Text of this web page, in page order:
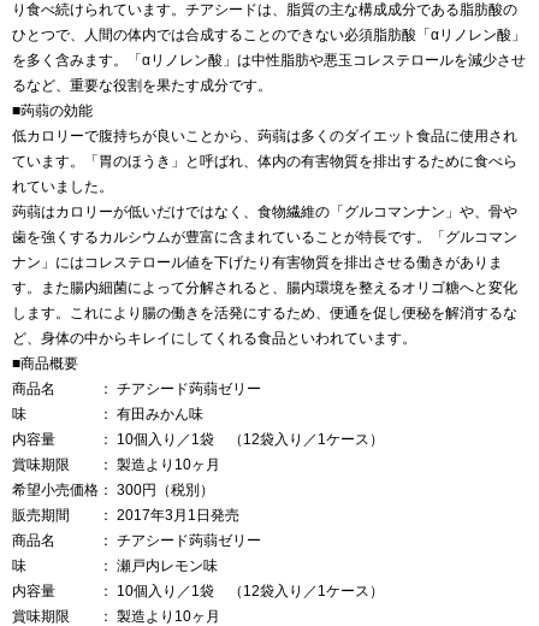
り食べ続けられています。チアシードは、脂質の主な構成成分である脂肪酸の
ひとつで、人間の体内では合成することのできない必須脂肪酸「αリノレン酸」
を多く含みます。「αリノレン酸」は中性脂肪や悪玉コレステロールを減少させ
るなど、重要な役割を果たす成分です。
■蒟蒻の効能
低カロリーで腹持ちが良いことから、蒟蒻は多くのダイエット食品に使用され
ています。「胃のほうき」と呼ばれ、体内の有害物質を排出するために食べら
れていました。
蒟蒻はカロリーが低いだけではなく、食物繊維の「グルコマンナン」や、骨や
歯を強くするカルシウムが豊富に含まれていることが特長です。「グルコマン
ナン」にはコレステロール値を下げたり有害物質を排出させる働きがありま
す。また腸内細菌によって分解されると、腸内環境を整えるオリゴ糖へと変化
します。これにより腸の働きを活発にするため、便通を促し便秘を解消するな
ど、身体の中からキレイにしてくれる食品といわれています。
■商品概要
商品名 ： チアシード蒟蒻ゼリー
味 ： 有田みかん味
内容量 ： 10個入り／1袋 （12袋入り／1ケース）
賞味期限 ： 製造より10ヶ月
希望小売価格： 300円（税別）
販売期間 ： 2017年3月1日発売
商品名 ： チアシード蒟蒻ゼリー
味 ： 瀬戸内レモン味
内容量 ： 10個入り／1袋 （12袋入り／1ケース）
賞味期限 ： 製造より10ヶ月